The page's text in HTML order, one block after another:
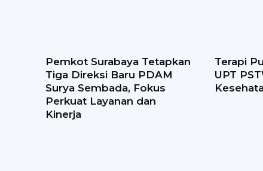
Pemkot Surabaya Tetapkan
Tiga Direksi Baru PDAM
Surya Sembada, Fokus
Perkuat Layanan dan
Kinerja
Terapi
UPT